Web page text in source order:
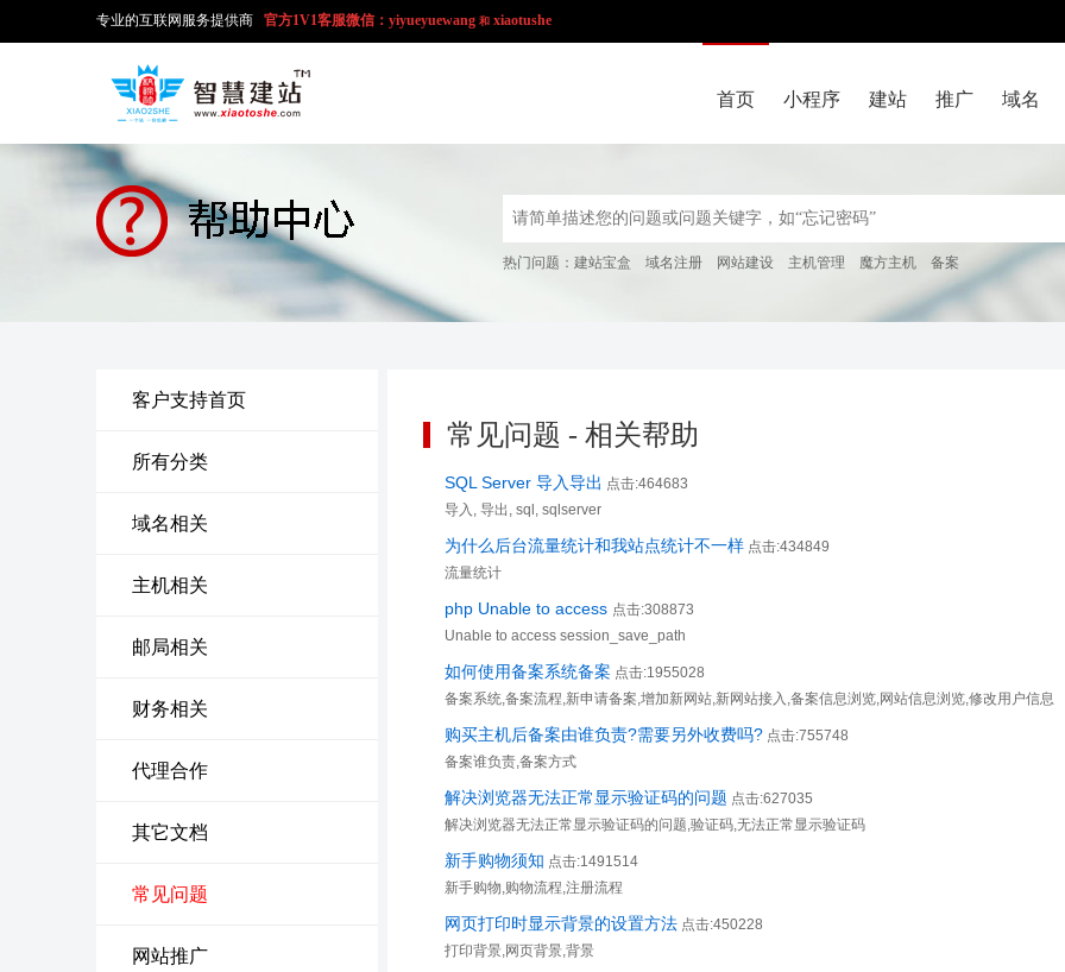
专业的互联网服务提供商 官方1V1客服微信：yiyueyuewang 和 xiaotushe
首页 小程序 建站 推广 域名
热门问题： 建站宝盒 域名注册 网站建设 主机管理 魔方主机 备案
客户支持首页
所有分类
域名相关
主机相关
邮局相关
财务相关
代理合作
其它文档
常见问题
网站推广
常见问题 - 相关帮助
SQL Server 导入导出 点击:464683
导入, 导出, sql, sqlserver
为什么后台流量统计和我站点统计不一样 点击:434849
流量统计
php Unable to access 点击:308873
Unable to access session_save_path
如何使用备案系统备案 点击:1955028
备案系统,备案流程,新申请备案,增加新网站,新网站接入,备案信息浏览,网站信息浏览,修改用户信息
购买主机后备案由谁负责?需要另外收费吗? 点击:755748
备案谁负责,备案方式
解决浏览器无法正常显示验证码的问题 点击:627035
解决浏览器无法正常显示验证码的问题,验证码,无法正常显示验证码
新手购物须知 点击:1491514
新手购物,购物流程,注册流程
网页打印时显示背景的设置方法 点击:450228
打印背景,网页背景,背景